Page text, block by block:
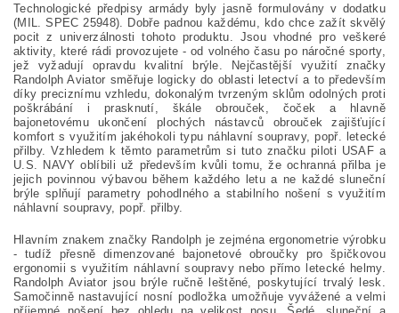
Technologické předpisy armády byly jasně formulovány v dodatku
(MIL. SPEC 25948). Dobře padnou každému, kdo chce zažít skvělý
pocit z univerzálnosti tohoto produktu. Jsou vhodné pro veškeré
aktivity, které rádi provozujete - od volného času po náročné sporty,
jež vyžadují opravdu kvalitní brýle. Nejčastější využití značky
Randolph Aviator směřuje logicky do oblasti letectví a to především
díky preciznímu vzhledu, dokonalým tvrzeným sklům odolných proti
poškrábání i prasknutí, škále obrouček, čoček a hlavně
bajonetovému ukončení plochých nástavců obrouček zajišťující
komfort s využitím jakéhokoli typu náhlavní soupravy, popř. letecké
přilby. Vzhledem k těmto parametrům si tuto značku piloti USAF a
U.S. NAVY oblíbili už především kvůli tomu, že ochranná přilba je
jejich povinnou výbavou během každého letu a ne každé sluneční
brýle splňují parametry pohodlného a stabilního nošení s využitím
náhlavní soupravy, popř. přilby.
Hlavním znakem značky Randolph je zejména ergonometrie výrobku
- tudíž přesně dimenzované bajonetové obroučky pro špičkovou
ergonomii s využitím náhlavní soupravy nebo přímo letecké helmy.
Randolph Aviator jsou brýle ručně leštěné, poskytující trvalý lesk.
Samočinně nastavující nosní podložka umožňuje vyvážené a velmi
příjemné nošení bez ohledu na velikost nosu. Šedé, sluneční a